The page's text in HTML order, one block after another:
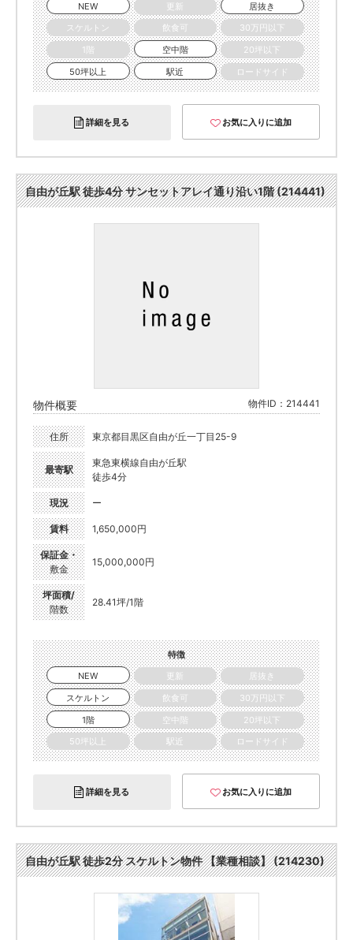
NEW
更新
居抜き
スケルトン
飲食可
30万円以下
1階
空中階
20坪以下
50坪以上
駅近 ロードサイド
詳細を見る お気に入りに追加
自由が丘駅 徒歩4分 サンセットアレイ通り沿い1階 (214441)
物件概要 物件ID：214441
住所 東京都目黒区自由が丘一丁目25-9
最寄駅
東急東横線自由が丘駅
徒歩4分
現況 ー
賃料 1,650,000円
保証金・
敷金
15,000,000円
坪面積/
階数
28.41坪/1階
特徴
NEW
更新
居抜き
スケルトン
飲食可
30万円以下
1階
空中階
20坪以下
50坪以上
駅近 ロードサイド
詳細を見る お気に入りに追加
自由が丘駅 徒歩2分 スケルトン物件 【業種相談】 (214230)